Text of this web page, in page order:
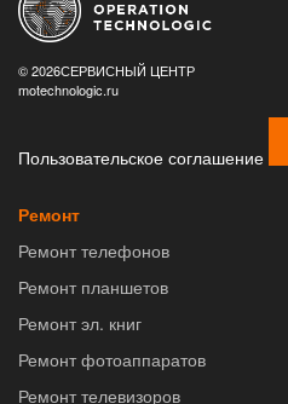
© 2026СЕРВИСНЫЙ ЦЕНТР
motechnologic.ru
Пользовательское соглашение
Ремонт
Ремонт телефонов
Ремонт планшетов
Ремонт эл. книг
Ремонт фотоаппаратов
Ремонт телевизоров